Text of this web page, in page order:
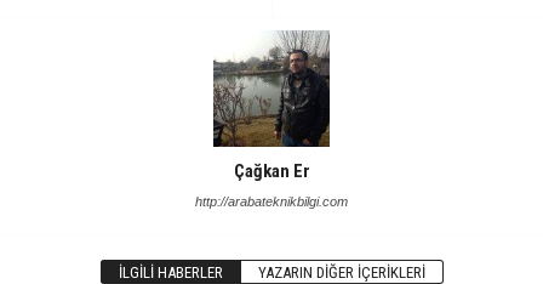
Çağkan Er
http://arabateknikbilgi.com
İLGILI HABERLER YAZARIN DIĞER İÇERIKLERI